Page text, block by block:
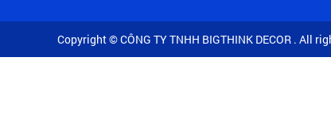
Copyright © CÔNG TY TNHH BIGTHINK DECOR . All